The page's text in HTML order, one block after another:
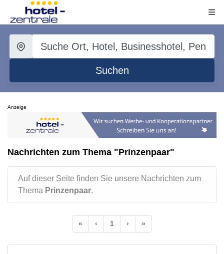
Suchen
Anzeige
Nachrichten zum Thema "Prinzenpaar"
Auf dieser Seite finden Sie unsere Nachrichten zum
Thema Prinzenpaar.
« ‹ 1 › »